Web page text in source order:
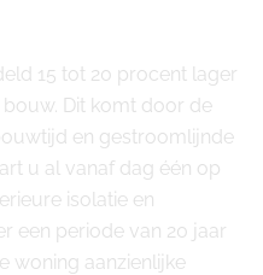
15 tot 20 procent lager
Dit komt door de
en gestroomlijnde
u al vanaf dag één op
isolatie en
een periode van 20 jaar
woning aanzienlijke